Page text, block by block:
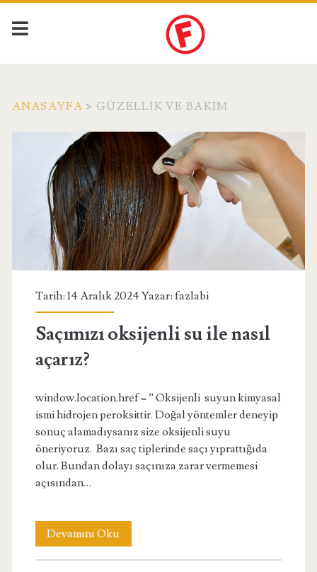
ANASAYFA > GÜZELLIK VE BAKIM
Kategori:
<span>Güzellik
Bakım</span>
Tarih: 14 Aralık 2024 Yazar: fazlabi
Saçımızı oksijenli su ile nasıl
açarız?
window.location.href = ” Oksijenli suyun kimyasal
ismi hidrojen peroksittir. Doğal yöntemler deneyip
sonuç alamadıysanız size oksijenli suyu
öneriyoruz. Bazı saç tiplerinde saçı yıprattığıda
olur. Bundan dolayı saçınıza zarar vermemesi
açısından…
Devamını OkuSaçımızı
oksijenli